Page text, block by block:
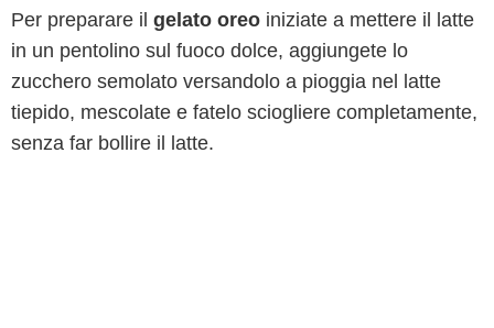
Per preparare il gelato oreo iniziate a mettere il latte
in un pentolino sul fuoco dolce, aggiungete lo
zucchero semolato versandolo a pioggia nel latte
tiepido, mescolate e fatelo sciogliere completamente,
senza far bollire il latte.